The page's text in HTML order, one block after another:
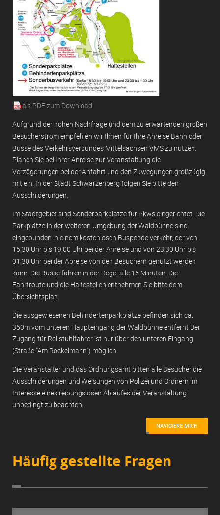
als PDF zum Download
Aufgrund der hohen Nachfrage und dem zu erwartenden großen
Besucherstrom empfehlen wir Ihnen für Ihre Anreise Bahn oder
Busse des Verkehrsverbundes Mittelsachsen VMS zu nutzen.
Planen Sie bei Ihrer Anreise zur Veranstaltung die
Verzögerungen bei der Anfahrt und den Zuwegungen großzügig
mit ein. In der Stadt Schwarzenberg folgen Sie bitte den
Ausschilderungen.
Im Stadtgebiet sind Sonderparkplätze für Pkws eingerichtet. Die
Parkplätze in der weiteren Umgebung der Waldbühne sind
eingebunden in einem kostenlosen Buspendelverkehr, der von
15:30 Uhr bis 19:00 Uhr bei der Anreise und von 23:30 Uhr bis
01:30 Uhr bei der Abreise von den Besuchern genutzt werden
kann. Die Busse fahren in der Regel alle 15 Minuten. Die
Fahrtroute und die Haltestellen entnehmen Sie bitte dem
Übersichtsplan.
Die ausgewiesenen Behindertenparkplätze befinden sich ca.
350m vom unteren Haupteingang der Waldbühne entfernt Der
Zugang für Rollstuhlfahrer ist nur über den unteren Eingang
(Straße "Am Rockelmann") möglich.
Die Veranstalter und das Ordnungsamt bitten alle Besucher die
Ausschilderungen und Weisungen von Polizei und Ordnern im
Interesse eines reibungslosen Ablaufes der Veranstaltung
unbedingt zu beachten.
NAVIGIERE MICH
Häufig gestellte Fragen